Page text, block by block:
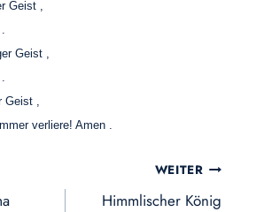
Geist ,
Geist ,
Geist ,
verliere! Amen .
WEITER
Himmlischer König